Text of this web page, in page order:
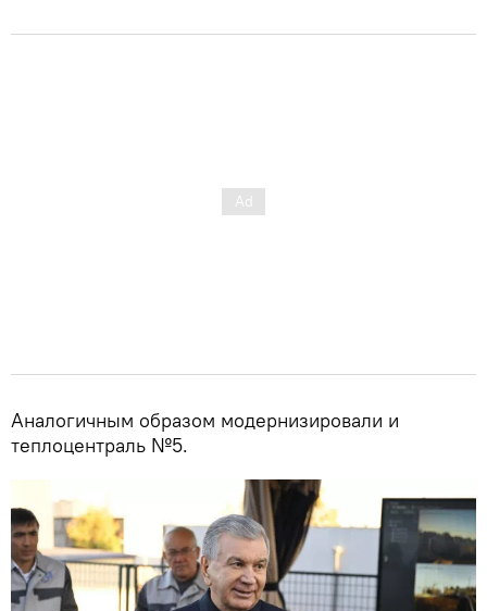
Аналогичным образом модернизировали и
теплоцентраль №5.